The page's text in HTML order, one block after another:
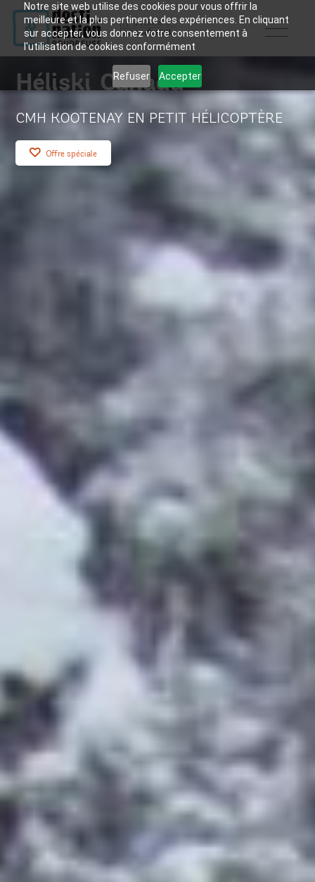
Notre site web utilise des cookies pour vous offrir la
meilleure et la plus pertinente des expériences. En cliquant
sur accepter, vous donnez votre consentement à
l'utilisation de cookies conformément
Refuser Accepter
Héliski Canada
CMH KOOTENAY EN PETIT HÉLICOPTÈRE
Offre spéciale